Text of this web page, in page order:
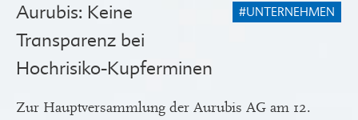
#UNTERNEHMEN
Aurubis: Keine
Transparenz bei
Hochrisiko-Kupferminen
Zur Hauptversammlung der Aurubis AG am 12.